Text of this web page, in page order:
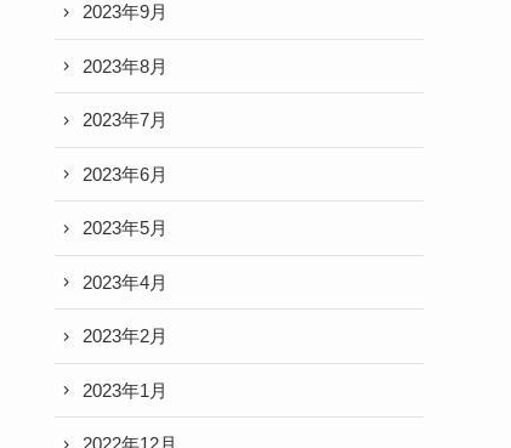
2023年9月
2023年8月
2023年7月
2023年6月
2023年5月
2023年4月
2023年2月
2023年1月